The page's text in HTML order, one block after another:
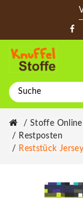
Stoffe
Restposten
Reststück